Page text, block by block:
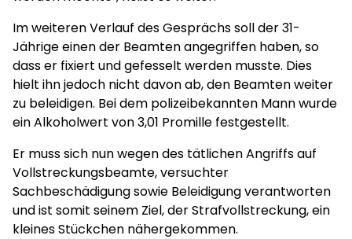
Im weiteren Verlauf des Gesprächs soll der 31-
Jährige einen der Beamten angegriffen haben, so
dass er fixiert und gefesselt werden musste. Dies
hielt ihn jedoch nicht davon ab, den Beamten weiter
zu beleidigen. Bei dem polizeibekannten Mann wurde
ein Alkoholwert von 3,01 Promille festgestellt.
Er muss sich nun wegen des tätlichen Angriffs auf
Vollstreckungsbeamte, versuchter
Sachbeschädigung sowie Beleidigung verantworten
und ist somit seinem Ziel, der Strafvollstreckung, ein
kleines Stückchen nähergekommen.